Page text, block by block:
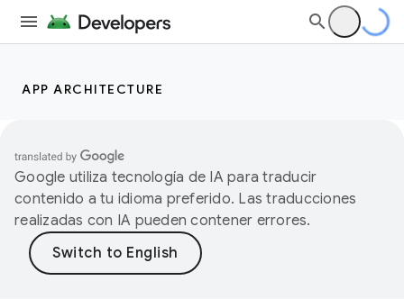
APP ARCHITECTURE
Google utiliza tecnología de IA para traducir
contenido a tu idioma preferido. Las traducciones
realizadas con IA pueden contener errores.